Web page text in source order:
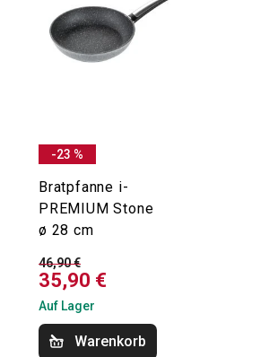
-23 %
Bratpfanne i-
PREMIUM Stone
ø 28 cm
46,90 €
35,90 €
Auf Lager
Warenkorb